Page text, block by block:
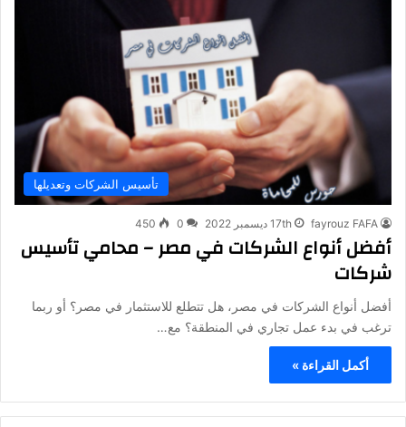
تأسيس الشركات وتعديلها
fayrouz FAFA 17th ديسمبر 2022 0
450
أفضل أنواع الشركات في مصر – محامي تأسيس
شركات
أفضل أنواع الشركات في مصر، هل تتطلع للاستثمار في مصر؟ أو ربما
ترغب في بدء عمل تجاري في المنطقة؟ مع…
أكمل القراءة »